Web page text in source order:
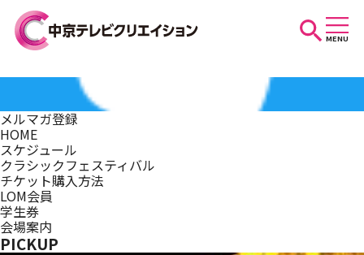
MENU
お知らせ
スケジュール
イベントを探す
メルマガ登録
HOME
スケジュール
クラシックフェスティバル
チケット購入方法
LOM会員
学生券
会場案内
PICKUP